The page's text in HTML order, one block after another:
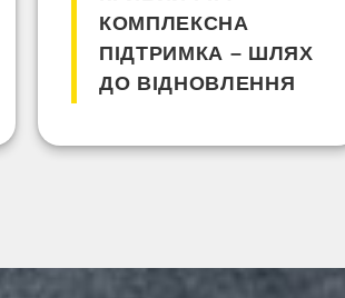
КОМПЛЕКСНА
ПІДТРИМКА – ШЛЯХ
ДО ВІДНОВЛЕННЯ